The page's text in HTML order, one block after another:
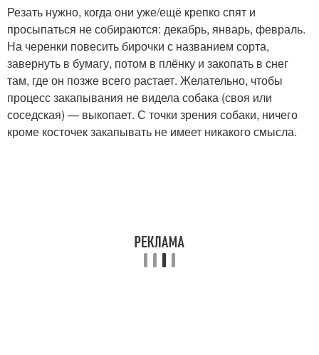
Резать нужно, когда они уже/ещё крепко спят и
просыпаться не собираются: декабрь, январь, февраль.
На черенки повесить бирочки с названием сорта,
завернуть в бумагу, потом в плёнку и закопать в снег
там, где он позже всего растает. Желательно, чтобы
процесс закапывания не видела собака (своя или
соседская) — выкопает. С точки зрения собаки, ничего
кроме косточек закапывать не имеет никакого смысла.